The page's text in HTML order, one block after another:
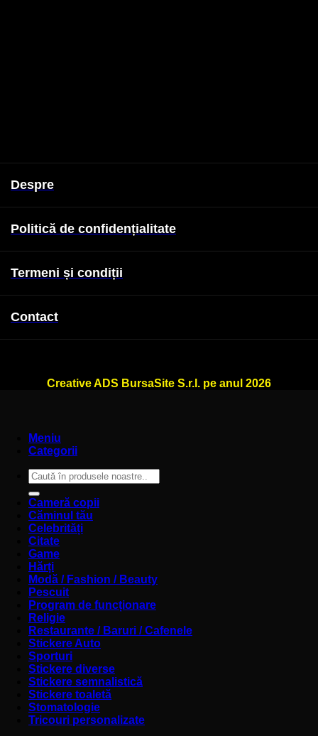
Despre
Politică de confidențialitate
Termeni și condiții
Contact
Creative ADS BursaSite S.r.l. pe anul 2026
Meniu
Categorii
Caută
după:
Cameră copii
Căminul tău
Celebrități
Citate
Game
Hărți
Modă / Fashion / Beauty
Pescuit
Program de funcționare
Religie
Restaurante / Baruri / Cafenele
Stickere Auto
Sporturi
Stickere diverse
Stickere semnalistică
Stickere toaletă
Stomatologie
Tricouri personalizate